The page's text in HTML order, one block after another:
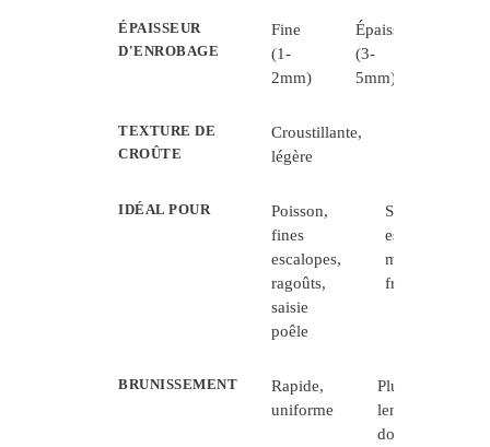
ÉPAISSEUR
D'ENROBAGE
Fine
(1-
2mm)
Épaisse
(3-
5mm)
TEXTURE DE
CROÛTE
Croustillante,
légère
IDÉAL POUR
Poisson,
fines
escalopes,
ragoûts,
saisie
poêle
Schnitzel,
escalope
milanaise,
friture
BRUNISSEMENT
Rapide,
uniforme
Plus
lent,
doré